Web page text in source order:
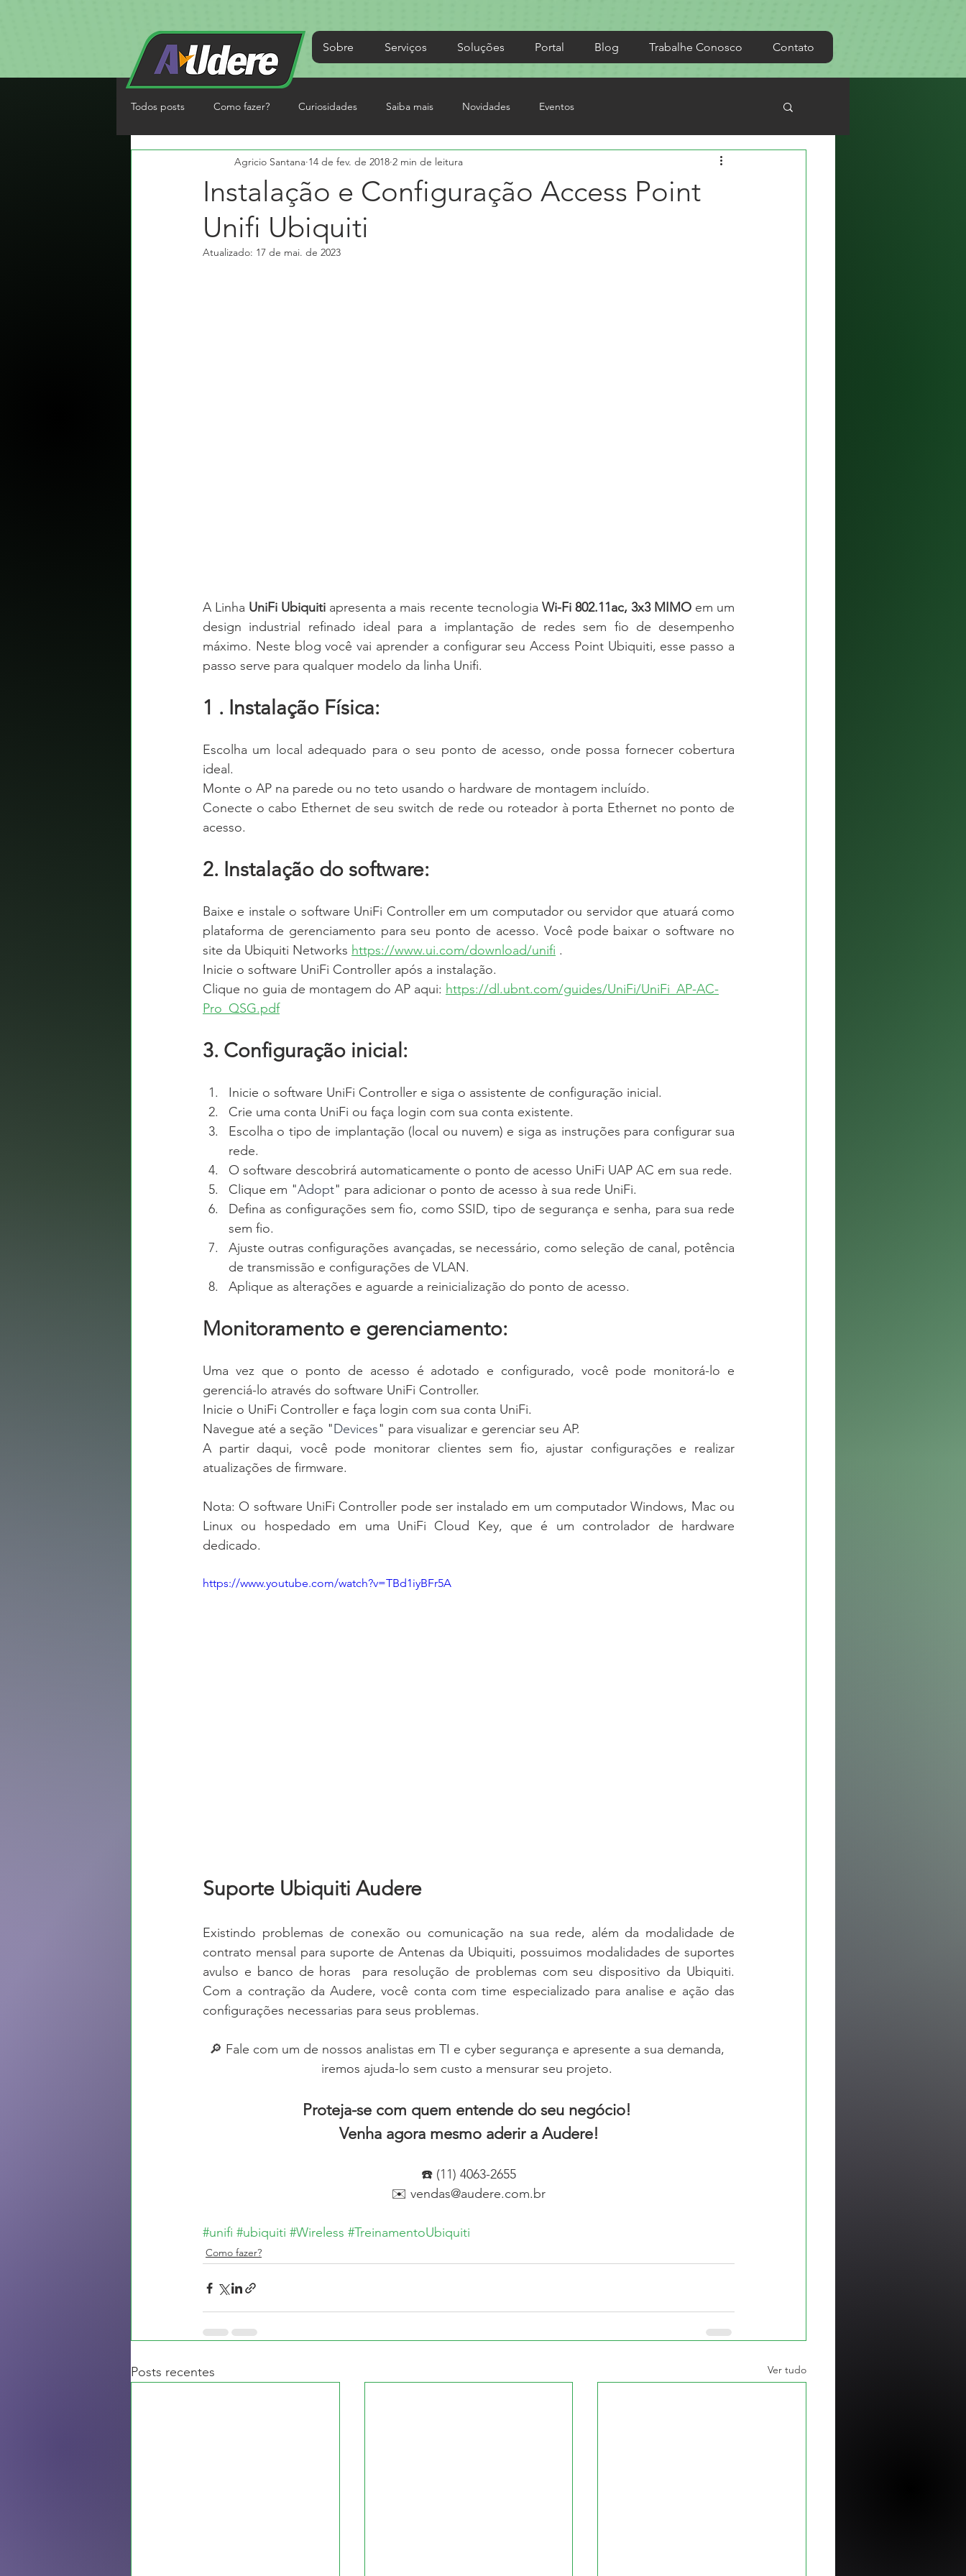
Sobre Serviços Soluções Portal Blog Trabalhe Conosco Contato
Todos posts Como fazer? Curiosidades Saiba mais Novidades Eventos
Instalação e Configuração Access Point
Unifi Ubiquiti
Agricio Santana 14 de fev. de 2018 2 min de leitura
Atualizado: 17 de mai. de 2023
A Linha UniFi Ubiquiti apresenta a mais recente tecnologia Wi-Fi 802.11ac, 3x3 MIMO em um
design industrial refinado ideal para a implantação de redes sem fio de desempenho
máximo. Neste blog você vai aprender a configurar seu Access Point Ubiquiti, esse passo a
passo serve para qualquer modelo da linha Unifi.
1 . Instalação Física:
Escolha um local adequado para o seu ponto de acesso, onde possa fornecer cobertura
ideal.
Monte o AP na parede ou no teto usando o hardware de montagem incluído.
Conecte o cabo Ethernet de seu switch de rede ou roteador à porta Ethernet no ponto de
acesso.
2. Instalação do software:
Baixe e instale o software UniFi Controller em um computador ou servidor que atuará como
plataforma de gerenciamento para seu ponto de acesso. Você pode baixar o software no
site da Ubiquiti Networks https://www.ui.com/download/unifi .
Inicie o software UniFi Controller após a instalação.
Clique no guia de montagem do AP aqui: https://dl.ubnt.com/guides/UniFi/UniFi_AP-AC-
Pro_QSG.pdf
3. Configuração inicial:
Inicie o software UniFi Controller e siga o assistente de configuração inicial.
Crie uma conta UniFi ou faça login com sua conta existente.
Escolha o tipo de implantação (local ou nuvem) e siga as instruções para configurar sua
rede.
O software descobrirá automaticamente o ponto de acesso UniFi UAP AC em sua rede.
Clique em "Adopt" para adicionar o ponto de acesso à sua rede UniFi.
Defina as configurações sem fio, como SSID, tipo de segurança e senha, para sua rede
sem fio.
Ajuste outras configurações avançadas, se necessário, como seleção de canal, potência
de transmissão e configurações de VLAN.
Aplique as alterações e aguarde a reinicialização do ponto de acesso.
Monitoramento e gerenciamento:
Uma vez que o ponto de acesso é adotado e configurado, você pode monitorá-lo e
gerenciá-lo através do software UniFi Controller.
Inicie o UniFi Controller e faça login com sua conta UniFi.
Navegue até a seção "Devices" para visualizar e gerenciar seu AP.
A partir daqui, você pode monitorar clientes sem fio, ajustar configurações e realizar
atualizações de firmware.
Nota: O software UniFi Controller pode ser instalado em um computador Windows, Mac ou
Linux ou hospedado em uma UniFi Cloud Key, que é um controlador de hardware
dedicado.
https://www.youtube.com/watch?v=TBd1iyBFr5A
Suporte Ubiquiti Audere
Existindo problemas de conexão ou comunicação na sua rede, além da modalidade de
contrato mensal para suporte de Antenas da Ubiquiti, possuimos modalidades de suportes
avulso e banco de horas  para resolução de problemas com seu dispositivo da Ubiquiti.
Com a contração da Audere, você conta com time especializado para analise e ação das
configurações necessarias para seus problemas.
🔎 Fale com um de nossos analistas em TI e cyber segurança e apresente a sua demanda,
iremos ajuda-lo sem custo a mensurar seu projeto.
Proteja-se com quem entende do seu negócio!
Venha agora mesmo aderir a Audere!
☎️ (11) 4063-2655
✉️ vendas@audere.com.br
#unifi #ubiquiti #Wireless #TreinamentoUbiquiti
Como fazer?
Posts recentes Ver tudo